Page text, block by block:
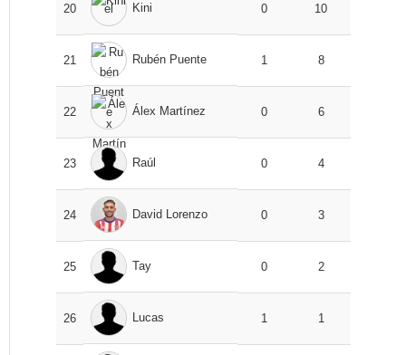
20 Kini 0 10
21 Rubén Puente 1 8
22 Álex Martínez 0 6
23 Raúl 0 4
24 David Lorenzo 0 3
25 Tay 0 2
26 Lucas 1 1